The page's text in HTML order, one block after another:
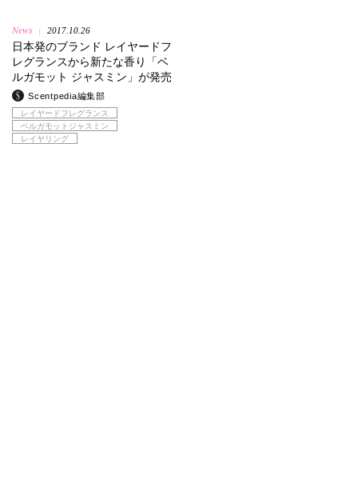
News 2017.10.26
日本発のブランド レイヤードフ
レグランスから新たな香り「ベ
ルガモット ジャスミン」が発売
Scentpedia編集部
レイヤードフレグランス
ベルガモットジャスミン
レイヤリング